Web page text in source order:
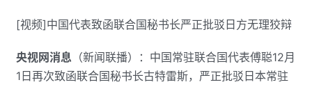
[视频]中国代表致函联合国秘书长严正批驳日方无理狡辩
央视网消息 （新闻联播）：中国常驻联合国代表傅聪12月
1日再次致函联合国秘书长古特雷斯，严正批驳日本常驻